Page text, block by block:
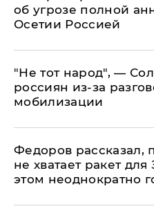
об угрозе полной
Осетии Россией
​"Не тот народ", —
россиян из-за
мобилизации
Федоров рассказал,
не хватает ракет
этом неоднократно